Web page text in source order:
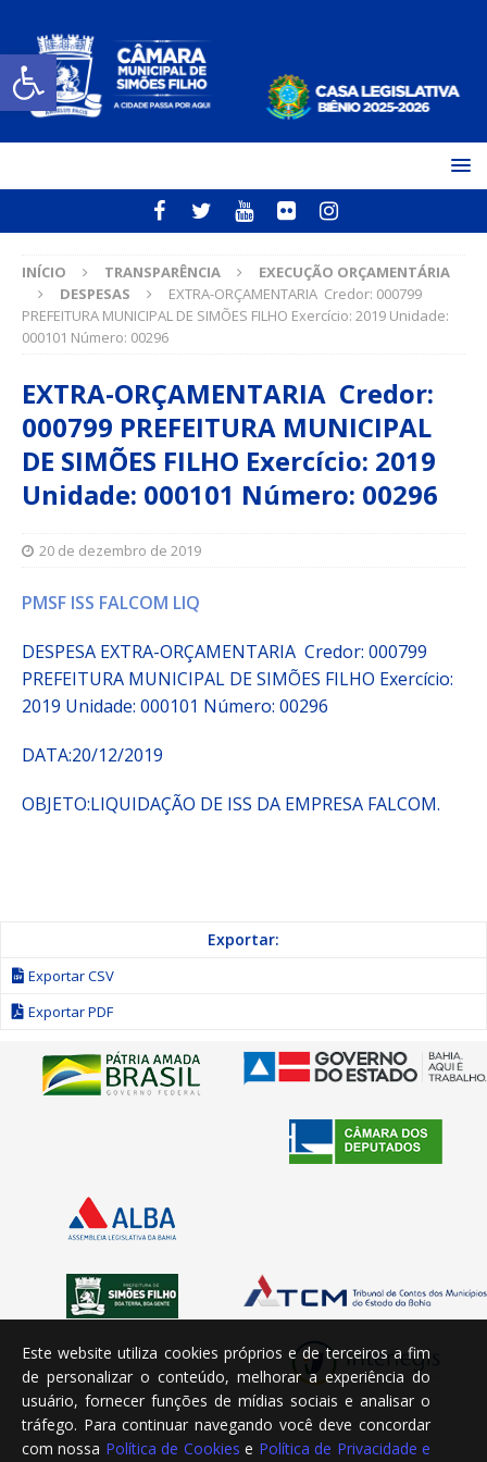
Open toolbar
INÍCIO TRANSPARÊNCIA
EXECUÇÃO ORÇAMENTÁRIA
DESPESAS
EXTRA-ORÇAMENTARIA Credor: 000799
PREFEITURA MUNICIPAL DE SIMÕES FILHO Exercício: 2019 Unidade:
000101 Número: 00296
EXTRA-ORÇAMENTARIA Credor:
000799 PREFEITURA MUNICIPAL
DE SIMÕES FILHO Exercício: 2019
Unidade: 000101 Número: 00296
20 de dezembro de 2019
PMSF ISS FALCOM LIQ
DESPESA EXTRA-ORÇAMENTARIA Credor: 000799
PREFEITURA MUNICIPAL DE SIMÕES FILHO Exercício:
2019 Unidade: 000101 Número: 00296
DATA:20/12/2019
OBJETO:LIQUIDAÇÃO DE ISS DA EMPRESA FALCOM.
Exportar:
Exportar CSV
Exportar PDF
Este website utiliza cookies próprios e de terceiros a fim
de personalizar o conteúdo, melhorar a experiência do
usuário, fornecer funções de mídias sociais e analisar o
tráfego. Para continuar navegando você deve concordar
com nossa Política de Cookies e Política de Privacidade e